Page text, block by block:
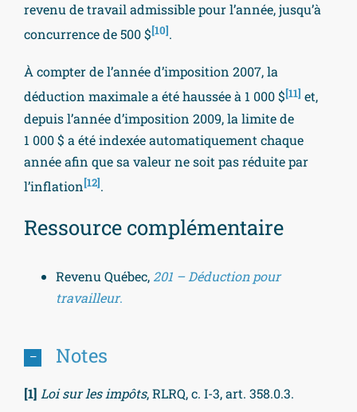
revenu de travail admissible pour l’année, jusqu’à
concurrence de 500 $[10].
À compter de l’année d’imposition 2007, la
déduction maximale a été haussée à 1 000 $[11] et,
depuis l’année d’imposition 2009, la limite de
1 000 $ a été indexée automatiquement chaque
année afin que sa valeur ne soit pas réduite par
l’inflation[12].
Ressource complémentaire
Revenu Québec, 201 – Déduction pour
travailleur.
Notes
[1] Loi sur les impôts, RLRQ, c. I-3, art. 358.0.3.